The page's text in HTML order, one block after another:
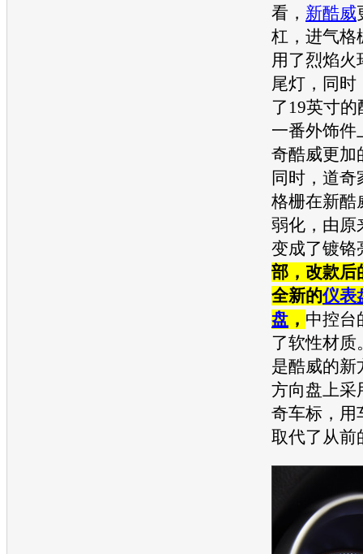
看， 新酷威
杠，进气格
用了烈焰火
尾灯，同时
了19英寸
一番外饰件
奇酷威更加
同时， 道奇
格栅在新酷
弱化，由原
变成了镀铬
部，改款后
全新的仪表
盘 ， 中控台
了软性材质
是酷威的新
方向盘上采
奇车标，用
取代了从前